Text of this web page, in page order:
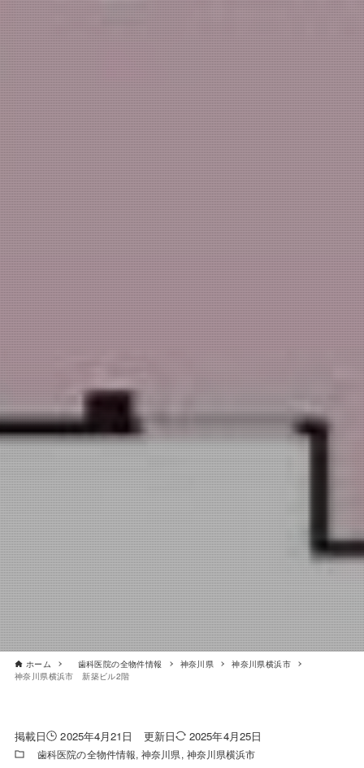
ホーム 歯科医院の全物件情報 神奈川県
神奈川県横浜市
神奈川県横浜市 新築ビル2階
2025年4月21日 2025年4月25日
歯科医院の全物件情報 神奈川県 神奈川県横浜市